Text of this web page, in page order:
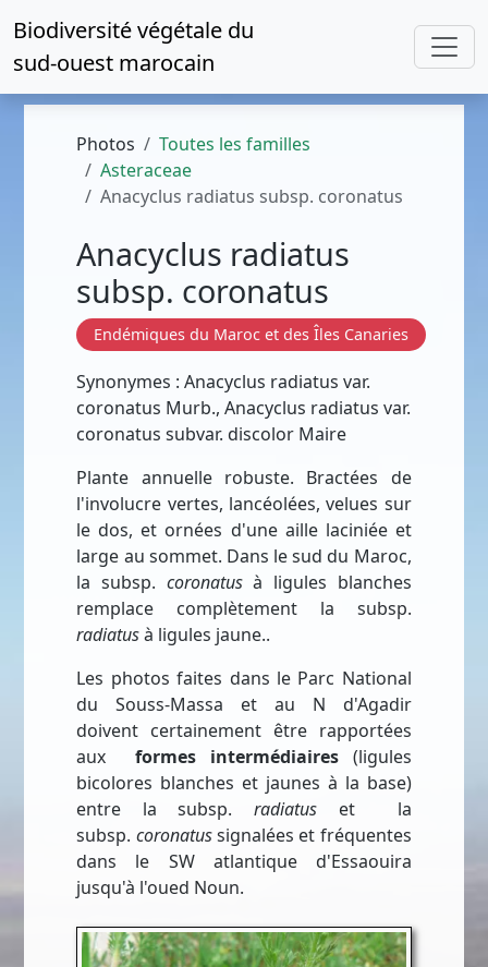
Biodiversité végétale du
sud-ouest marocain
Photos
Toutes les familles
Asteraceae
Anacyclus radiatus subsp. coronatus
Anacyclus radiatus
subsp. coronatus
Endémiques du Maroc et des Îles Canaries
Synonymes : Anacyclus radiatus var.
coronatus Murb., Anacyclus radiatus var.
coronatus subvar. discolor Maire
Plante annuelle robuste. Bractées de
l'involucre vertes, lancéolées, velues sur
le dos, et ornées d'une aille laciniée et
large au sommet. Dans le sud du Maroc,
la subsp. coronatusà ligules blanches
remplace complètement la subsp.
radiatusà ligules jaune..
Les photos faites dans le Parc National
du Souss-Massa et au N d'Agadir
doivent certainement être rapportées
aux
formes intermédiaires(ligules
bicolores blanches et jaunes à la base)
entre la subsp. radiatus et la
subsp. coronatussignalées et fréquentes
dans le SW atlantique d'Essaouira
jusqu'à l'oued Noun.